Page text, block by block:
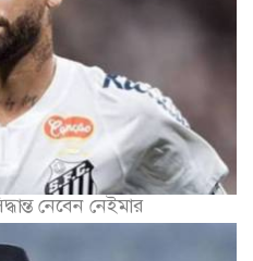
নেবেন নেইমার